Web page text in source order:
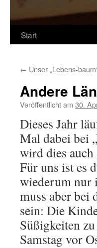
Start
← Unser „Lebens-
Andere
Veröffentlicht am 30.
Dieses Jahr
Mal dabei bei
wird dies
Für uns ist es
wiederum nur
muss aber bei
sein: Die
Süßigkeiten
Samstag vor